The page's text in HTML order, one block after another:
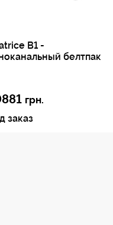
B1 -
белтпак
грн.
заказ